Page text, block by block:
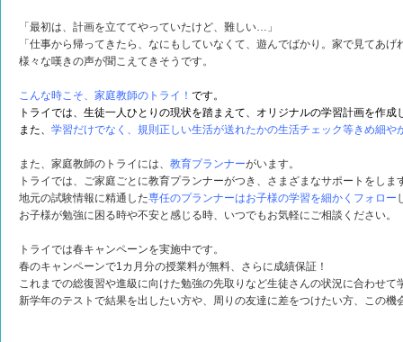
「最初は、計画を立ててやっていたけど、難しい…」
「仕事から帰ってきたら、なにもしていなくて、遊んでばかり。家で見てあ
様々な嘆きの声が聞こえてきそうです。
こんな時こそ、家庭教師のトライ！ です。
トライでは、生徒一人ひとりの現状を踏まえて、オリジナルの学習計画を作成
また、 学習だけでなく、規則正しい生活が送れたかの生活チェック等きめ細や
また、家庭教師のトライには、 教育プランナーがいます。
トライでは、ご家庭ごとに教育プランナーがつき、さまざまなサポートをしま
地元の試験情報に精通した専任のプランナーはお子様の学習を細かくフォロー
お子様が勉強に困る時や不安と感じる時、いつでもお気軽にご相談ください。
トライでは春キャンペーンを実施中です。
春のキャンペーンで1カ月分の授業料が無料、さらに成績保証！
これまでの総復習や進級に向けた勉強の先取りなど生徒さんの状況に合わせて
新学年のテストで結果を出したい方や、周りの友達に差をつけたい方、この機